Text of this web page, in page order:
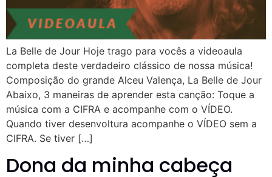
La Belle de Jour Hoje trago para vocês a videoaula
completa deste verdadeiro clássico de nossa música!
Composição do grande Alceu Valença, La Belle de Jour
Abaixo, 3 maneiras de aprender esta canção: Toque a
música com a CIFRA e acompanhe com o VÍDEO.
Quando tiver desenvoltura acompanhe o VÍDEO sem a
CIFRA. Se tiver […]
Dona da minha cabeça